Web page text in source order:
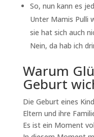
So, nun kann es
Unter Mamis Pulli
sie hat sich auch
Nein, da hab ich
Warum
Geburt
Die Geburt eines
Eltern und ihre
Es ist ein Moment